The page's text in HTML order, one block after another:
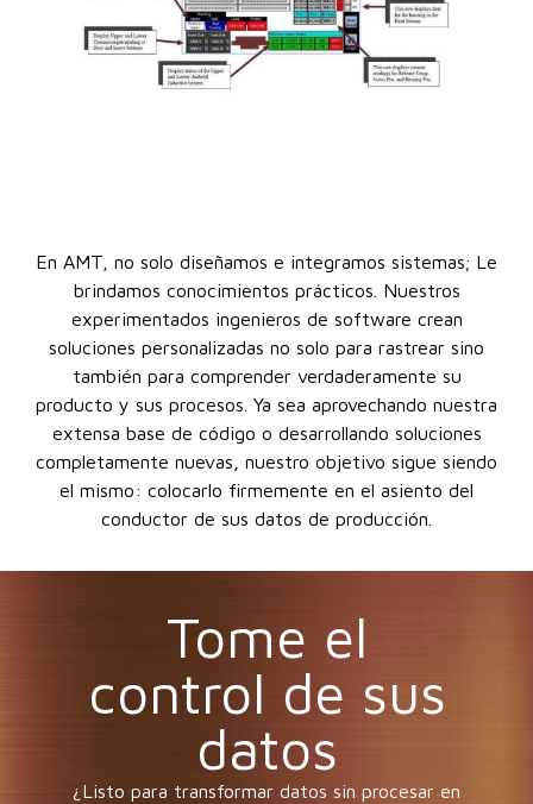
En AMT, no solo diseñamos e integramos sistemas; Le
brindamos conocimientos prácticos. Nuestros
experimentados ingenieros de software crean
soluciones personalizadas no solo para rastrear sino
también para comprender verdaderamente su
producto y sus procesos. Ya sea aprovechando nuestra
extensa base de código o desarrollando soluciones
completamente nuevas, nuestro objetivo sigue siendo
el mismo: colocarlo firmemente en el asiento del
conductor de sus datos de producción.
Tome el
control de sus
datos
¿Listo para transformar datos sin procesar en